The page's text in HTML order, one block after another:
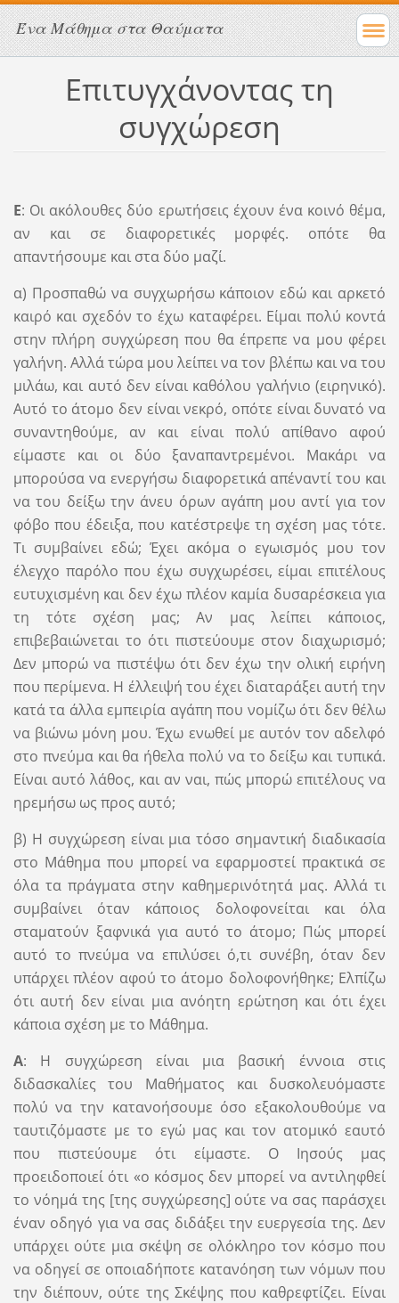
Ένα Μάθημα στα Θαύματα
Επιτυγχάνοντας τη
συγχώρεση
Ε: Οι ακόλουθες δύο ερωτήσεις έχουν ένα κοινό θέμα,
αν και σε διαφορετικές μορφές. οπότε θα
απαντήσουμε και στα δύο μαζί.
α) Προσπαθώ να συγχωρήσω κάποιον εδώ και αρκετό
καιρό και σχεδόν το έχω καταφέρει. Είμαι πολύ κοντά
στην πλήρη συγχώρεση που θα έπρεπε να μου φέρει
γαλήνη. Αλλά τώρα μου λείπει να τον βλέπω και να του
μιλάω, και αυτό δεν είναι καθόλου γαλήνιο (ειρηνικό).
Αυτό το άτομο δεν είναι νεκρό, οπότε είναι δυνατό να
συναντηθούμε, αν και είναι πολύ απίθανο αφού
είμαστε και οι δύο ξαναπαντρεμένοι. Μακάρι να
μπορούσα να ενεργήσω διαφορετικά απέναντί ​​του και
να του δείξω την άνευ όρων αγάπη μου αντί για τον
φόβο που έδειξα, που κατέστρεψε τη σχέση μας τότε.
Τι συμβαίνει εδώ; Έχει ακόμα ο εγωισμός μου τον
έλεγχο παρόλο που έχω συγχωρέσει, είμαι επιτέλους
ευτυχισμένη και δεν έχω πλέον καμία δυσαρέσκεια για
τη τότε σχέση μας; Αν μας λείπει κάποιος,
επιβεβαιώνεται το ότι πιστεύουμε στον διαχωρισμό;
Δεν μπορώ να πιστέψω ότι δεν έχω την ολική ειρήνη
που περίμενα. Η έλλειψή του έχει διαταράξει αυτή την
κατά τα άλλα εμπειρία αγάπη που νομίζω ότι δεν θέλω
να βιώνω μόνη μου. Έχω ενωθεί με αυτόν τον αδελφό
στο πνεύμα και θα ήθελα πολύ να το δείξω και τυπικά.
Είναι αυτό λάθος, και αν ναι, πώς μπορώ επιτέλους να
ηρεμήσω ως προς αυτό;
β) Η συγχώρεση είναι μια τόσο σημαντική διαδικασία
στο Μάθημα που μπορεί να εφαρμοστεί πρακτικά σε
όλα τα πράγματα στην καθημερινότητά μας. Αλλά τι
συμβαίνει όταν κάποιος δολοφονείται και όλα
σταματούν ξαφνικά για αυτό το άτομο; Πώς μπορεί
αυτό το πνεύμα να επιλύσει ό,τι συνέβη, όταν δεν
υπάρχει πλέον αφού το άτομο δολοφονήθηκε; Ελπίζω
ότι αυτή δεν είναι μια ανόητη ερώτηση και ότι έχει
κάποια σχέση με το Μάθημα.
Α: Η συγχώρεση είναι μια βασική έννοια στις
διδασκαλίες του Μαθήματος και δυσκολευόμαστε
πολύ να την κατανοήσουμε όσο εξακολουθούμε να
ταυτιζόμαστε με το εγώ μας και τον ατομικό εαυτό
που πιστεύουμε ότι είμαστε. Ο Ιησούς μας
προειδοποιεί ότι «ο κόσμος δεν μπορεί να αντιληφθεί
το νόημά της [της συγχώρεσης] ούτε να σας παράσχει
έναν οδηγό για να σας διδάξει την ευεργεσία της. Δεν
υπάρχει ούτε μια σκέψη σε ολόκληρο τον κόσμο που
να οδηγεί σε οποιαδήποτε κατανόηση των νόμων που
την διέπουν, ούτε της Σκέψης που καθρεφτίζει. Είναι